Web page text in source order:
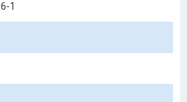
1